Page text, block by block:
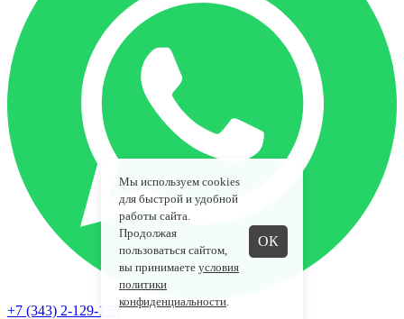
+7 (343) 2-129-159
Мы используем cookies
для быстрой и удобной
работы сайта.
Продолжая
пользоваться сайтом,
вы принимаете условия
политики
конфиденциальности.
ОК